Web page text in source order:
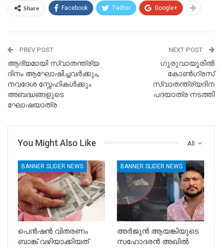
Share Facebook Twitter Google+
PREV POST
ആദ്യമായി സ്വാതന്ത്ര്യ
ദിനം ആഘോഷിച്ചവർക്കും,
നവദേശ സ്നേഹികൾക്കും
അബദ്ധങ്ങളുടെ
ഘോഷയാത്ര
NEXT POST
ഗുരുവായൂരിൽ
കോൺഗ്രസ്
സ്വാതന്ത്ര്യദിന
പദയാത്ര നടത്തി
All
You Might Also Like
BANNER SLIDER NEWS
പെൻഷൻ വിതരണം
ബാങ്ക് വഴിയാക്കിയത്
BANNER SLIDER NEWS
അർജുൻ ആയങ്കിയുടെ
സഹോദരൻ അഖിൽ